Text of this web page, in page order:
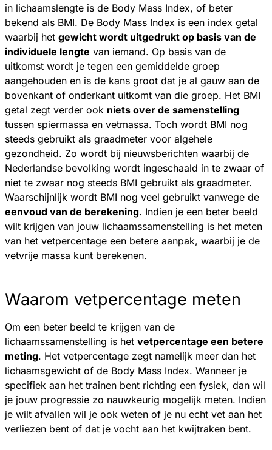
in lichaamslengte is de Body Mass Index, of beter
bekend als BMI. De Body Mass Index is een index getal
waarbij het gewicht wordt uitgedrukt op basis van de
individuele lengte van iemand. Op basis van de
uitkomst wordt je tegen een gemiddelde groep
aangehouden en is de kans groot dat je al gauw aan de
bovenkant of onderkant uitkomt van die groep. Het BMI
getal zegt verder ook niets over de samenstelling
tussen spiermassa en vetmassa. Toch wordt BMI nog
steeds gebruikt als graadmeter voor algehele
gezondheid. Zo wordt bij nieuwsberichten waarbij de
Nederlandse bevolking wordt ingeschaald in te zwaar of
niet te zwaar nog steeds BMI gebruikt als graadmeter.
Waarschijnlijk wordt BMI nog veel gebruikt vanwege de
eenvoud van de berekening. Indien je een beter beeld
wilt krijgen van jouw lichaamssamenstelling is het meten
van het vetpercentage een betere aanpak, waarbij je de
vetvrije massa kunt berekenen.
Waarom vetpercentage meten
Om een beter beeld te krijgen van de
lichaamssamenstelling is het vetpercentage een betere
meting. Het vetpercentage zegt namelijk meer dan het
lichaamsgewicht of de Body Mass Index. Wanneer je
specifiek aan het trainen bent richting een fysiek, dan wil
je jouw progressie zo nauwkeurig mogelijk meten. Indien
je wilt afvallen wil je ook weten of je nu echt vet aan het
verliezen bent of dat je vocht aan het kwijtraken bent.